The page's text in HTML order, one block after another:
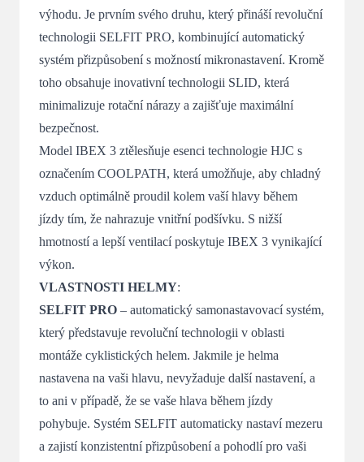
výhodu. Je prvním svého druhu, který přináší revoluční
technologii SELFIT PRO, kombinující automatický
systém přizpůsobení s možností mikronastavení. Kromě
toho obsahuje inovativní technologii SLID, která
minimalizuje rotační nárazy a zajišťuje maximální
bezpečnost.
Model IBEX 3 ztělesňuje esenci technologie HJC s
označením COOLPATH, která umožňuje, aby chladný
vzduch optimálně proudil kolem vaší hlavy během
jízdy tím, že nahrazuje vnitřní podšívku. S nižší
hmotností a lepší ventilací poskytuje IBEX 3 vynikající
výkon.
VLASTNOSTI HELMY:
SELFIT PRO – automatický samonastavovací systém,
který představuje revoluční technologii v oblasti
montáže cyklistických helem. Jakmile je helma
nastavena na vaši hlavu, nevyžaduje další nastavení, a
to ani v případě, že se vaše hlava během jízdy
pohybuje. Systém SELFIT automaticky nastaví mezeru
a zajistí konzistentní přizpůsobení a pohodlí pro vaši